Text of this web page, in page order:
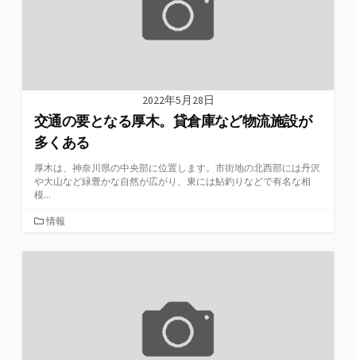
2022年5月28日
交通の要となる厚木。貸倉庫など物流施設が
多くある
厚木は、神奈川県の中央部に位置します。市街地の北西部には丹沢
や大山など緑豊かな自然が広がり、東には鮎釣りなどで有名な相
模...
カ
ゴ
情報